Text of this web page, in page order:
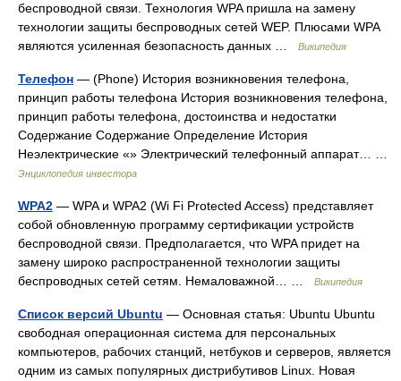
беспроводной связи. Технология WPA пришла на замену
технологии защиты беспроводных сетей WEP. Плюсами WPA
являются усиленная безопасность данных …
Википедия
Телефон — (Phone) История возникновения телефона,
принцип работы телефона История возникновения телефона,
принцип работы телефона, достоинства и недостатки
Содержание Содержание Определение История
Неэлектрические «» Электрический телефонный аппарат… …
Энциклопедия инвестора
WPA2 — WPA и WPA2 (Wi Fi Protected Access) представляет
собой обновленную программу сертификации устройств
беспроводной связи. Предполагается, что WPA придет на
замену широко распространенной технологии защиты
беспроводных сетей сетям. Немаловажной… …
Википедия
Список версий Ubuntu — Основная статья: Ubuntu Ubuntu
свободная операционная система для персональных
компьютеров, рабочих станций, нетбуков и серверов, является
одним из самых популярных дистрибутивов Linux. Новая